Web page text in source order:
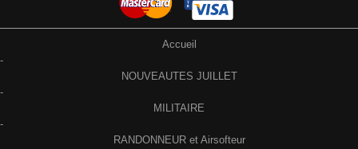
Accueil
-
NOUVEAUTES JUILLET
-
MILITAIRE
-
RANDONNEUR et Airsofteur